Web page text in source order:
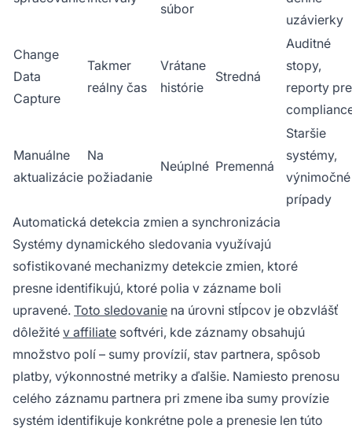
súbor
uzávierky
Change
Data
Capture
Takmer
reálny čas
Vrátane
histórie
Stredná
Auditné
stopy,
reporty pre
Manuálne
aktualizácie
Na
požiadanie
Neúplné Premenná
Staršie
systémy,
výnimočné
prípady
Automatická detekcia zmien a synchronizácia
Systémy dynamického sledovania využívajú
sofistikované mechanizmy detekcie zmien, ktoré
presne identifikujú, ktoré polia v zázname boli
upravené. Toto sledovanie na úrovni stĺpcov je obzvlášť
dôležité v affiliate softvéri, kde záznamy obsahujú
množstvo polí – sumy provízií, stav partnera, spôsob
platby, výkonnostné metriky a ďalšie. Namiesto prenosu
celého záznamu partnera pri zmene iba sumy provízie
systém identifikuje konkrétne pole a prenesie len túto